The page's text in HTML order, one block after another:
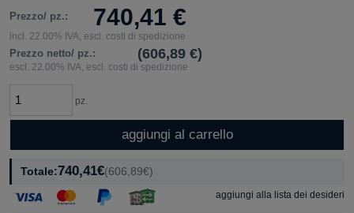
Prezzo/ pz.: 740,41 €
incl. 22.00% IVA, escl. costi di spedizione
Prezzo netto/ pz.: (606,89 €)
escl. 22.00% IVA, escl. costi di spedizione
pz.
aggiungi al carrello
Totale:740,41€(606,89€)
aggiungi alla lista dei desideri